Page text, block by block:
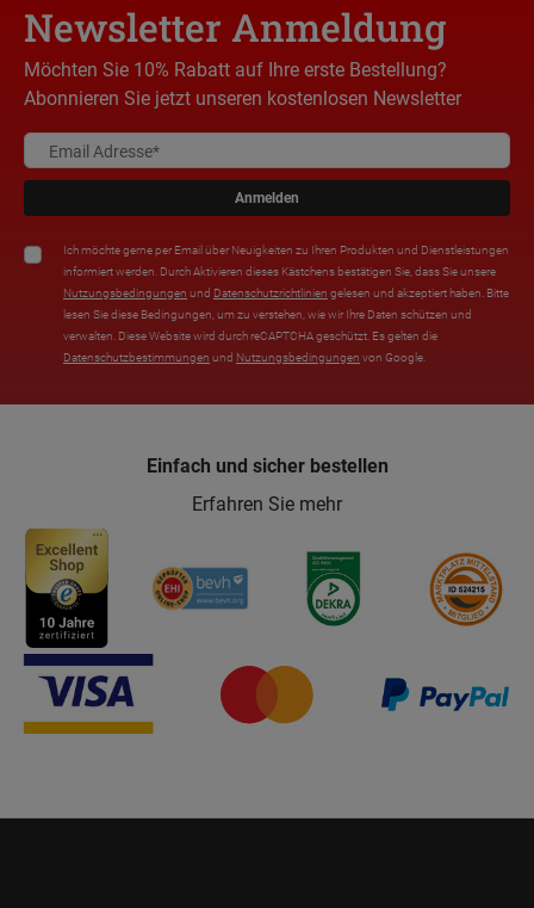
Newsletter Anmeldung
Möchten Sie 10% Rabatt auf Ihre erste Bestellung?
Abonnieren Sie jetzt unseren kostenlosen Newsletter
Anmelden
Ich möchte gerne per Email über Neuigkeiten zu Ihren Produkten und Dienstleistungen
informiert werden. Durch Aktivieren dieses Kästchens bestätigen Sie, dass Sie unsere
Nutzungsbedingungen und Datenschutzrichtlinien gelesen und akzeptiert haben. Bitte
lesen Sie diese Bedingungen, um zu verstehen, wie wir Ihre Daten schützen und
verwalten. Diese Website wird durch reCAPTCHA geschützt. Es gelten die
Datenschutzbestimmungen und Nutzungsbedingungen von Google.
Einfach und sicher bestellen
Erfahren Sie mehr